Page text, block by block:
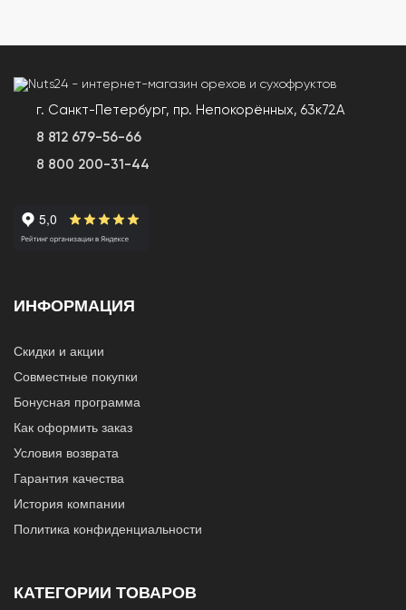
г. Санкт-Петербург, пр. Непокорённых, 63к72А
8 812 679-56-66
8 800 200-31-44
КАТЕГОРИИ ТОВАРОВ
ИНФОРМАЦИЯ
Скидки и акции
Совместные покупки
Бонусная программа
Как оформить заказ
Условия возврата
Гарантия качества
История компании
Политика конфиденциальности